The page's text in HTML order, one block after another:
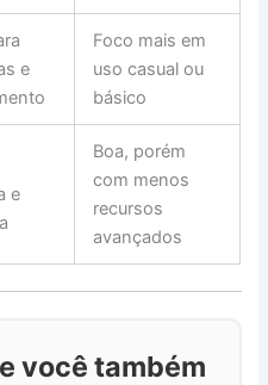
e
Foco mais em
uso casual ou
básico
e
Boa, porém
com menos
recursos
avançados
você também